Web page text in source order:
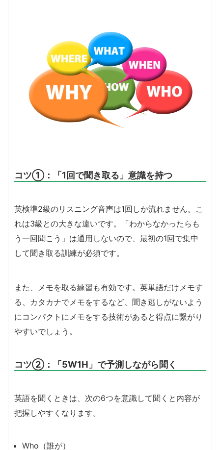
コツ①：「1回で聞き取る」意識を持つ
英検準2級のリスニング音声は1回しか流れません。こ
れは3級との大きな違いです。「わからなかったらも
う一回聞こう」は通用しないので、最初の1回で集中
して聞き取る訓練が必須です。
また、メモを取る練習も有効です。英単語だけメモす
る、カタカナでメモをするなど、聞き逃しがないよう
にコンパクトにメモをする技術があると得点に繋がり
やすいでしょう。
コツ②：「5W1H」で予測しながら聞く
英語を聞くときは、次の6つを意識して聞くと内容が
把握しやすくなります。
Who（誰が）